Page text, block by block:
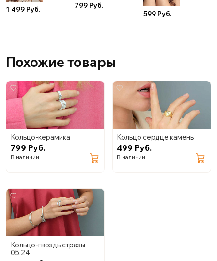
1 499 Руб. 799 Руб.
599 Руб.
Похожие товары
Кольцо-керамика
799 Руб.
В наличии
Кольцо сердце камень
499 Руб.
В наличии
Кольцо-гвоздь стразы
05.24